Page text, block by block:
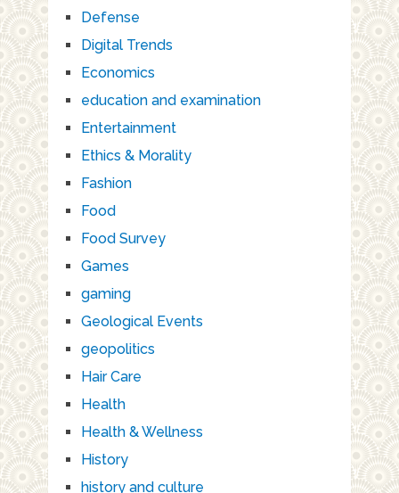
Defense
Digital Trends
Economics
education and examination
Entertainment
Ethics & Morality
Fashion
Food
Food Survey
Games
gaming
Geological Events
geopolitics
Hair Care
Health
Health & Wellness
History
history and culture